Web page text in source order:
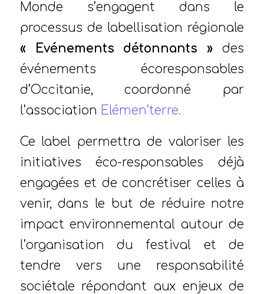
Monde s’engagent dans le
processus de labellisation régionale
« Evénements détonnants » des
événements écoresponsables
d’Occitanie, coordonné par
l’association Elémen’terre.
Ce label permettra de valoriser les
initiatives éco-responsables déjà
engagées et de concrétiser celles à
venir, dans le but de réduire notre
impact environnemental autour de
l’organisation du festival et de
tendre vers une responsabilité
sociétale répondant aux enjeux de